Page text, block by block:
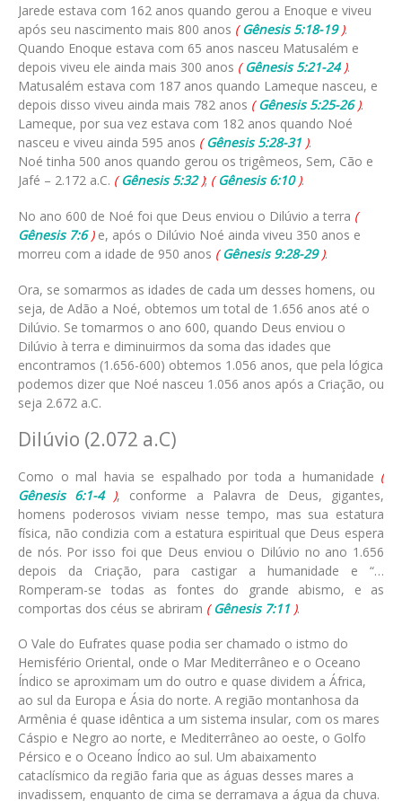
Jarede estava com 162 anos quando gerou a Enoque e viveu
após seu nascimento mais 800 anos (Gênesis 5:18-19).
Quando Enoque estava com 65 anos nasceu Matusalém e
depois viveu ele ainda mais 300 anos (Gênesis 5:21-24).
Matusalém estava com 187 anos quando Lameque nasceu, e
depois disso viveu ainda mais 782 anos (Gênesis 5:25-26).
Lameque, por sua vez estava com 182 anos quando Noé
nasceu e viveu ainda 595 anos (Gênesis 5:28-31 ).
Noé tinha 500 anos quando gerou os trigêmeos, Sem, Cão e
Jafé – 2.172 a.C. (Gênesis 5:32); (Gênesis 6:10).
No ano 600 de Noé foi que Deus enviou o Dilúvio a terra (
Gênesis 7:6)e, após o Dilúvio Noé ainda viveu 350 anos e
morreu com a idade de 950 anos (Gênesis 9:28-29).
Ora, se somarmos as idades de cada um desses homens, ou
seja, de Adão a Noé, obtemos um total de 1.656 anos até o
Dilúvio. Se tomarmos o ano 600, quando Deus enviou o
Dilúvio à terra e diminuirmos da soma das idades que
encontramos (1.656-600) obtemos 1.056 anos, que pela lógica
podemos dizer que Noé nasceu 1.056 anos após a Criação, ou
seja 2.672 a.C.
Dilúvio (2.072 a.C)
Como o mal havia se espalhado por toda a humanidade (
Gênesis 6:1-4), conforme a Palavra de Deus, gigantes,
homens poderosos viviam nesse tempo, mas sua estatura
física, não condizia com a estatura espiritual que Deus espera
de nós. Por isso foi que Deus enviou o Dilúvio no ano 1.656
depois da Criação, para castigar a humanidade e “…
Romperam-se todas as fontes do grande abismo, e as
comportas dos céus se abriram (Gênesis 7:11 ).
O Vale do Eufrates quase podia ser chamado o istmo do
Hemisfério Oriental, onde o Mar Mediterrâneo e o Oceano
Índico se aproximam um do outro e quase dividem a África,
ao sul da Europa e Ásia do norte. A região montanhosa da
Armênia é quase idêntica a um sistema insular, com os mares
Cáspio e Negro ao norte, e Mediterrâneo ao oeste, o Golfo
Pérsico e o Oceano Índico ao sul. Um abaixamento
cataclísmico da região faria que as águas desses mares a
invadissem, enquanto de cima se derramava a água da chuva.